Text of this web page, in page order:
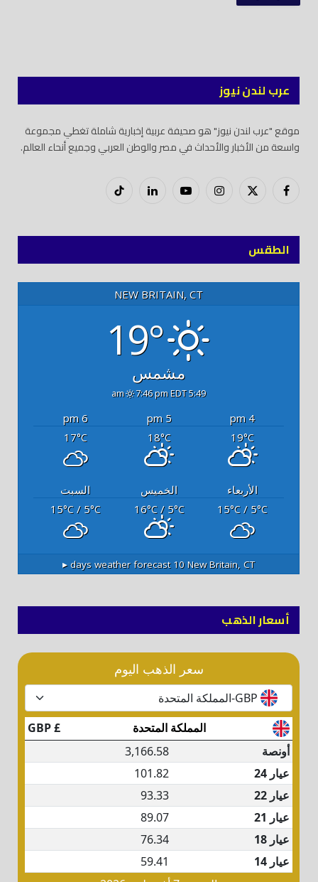
عرب لندن نيوز
موقع "عرب لندن نيوز" هو صحيفة عربية إخبارية شاملة تغطي مجموعة
واسعة من الأخبار والأحداث في مصر والوطن العربي وجميع أنحاء العالم.
فيسبوكX
إنستغراميوتيوب لينكدود
تيك
الطقس
NEW BRITAIN, CT
19°
مشمس
5:49 am
7:46 pm EDT
4 pm
5 pm
6 pm
19°C
18°C
17°C
الأربعاء الخميس
السبت
15°C / 5°C
16°C/ 5°C
15°C/ 5°C
New Britain, CT
أسعار الذهب